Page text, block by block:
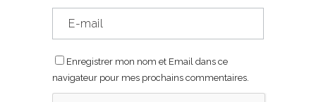
Enregistrer mon nom et Email dans ce
navigateur pour mes prochains commentaires.